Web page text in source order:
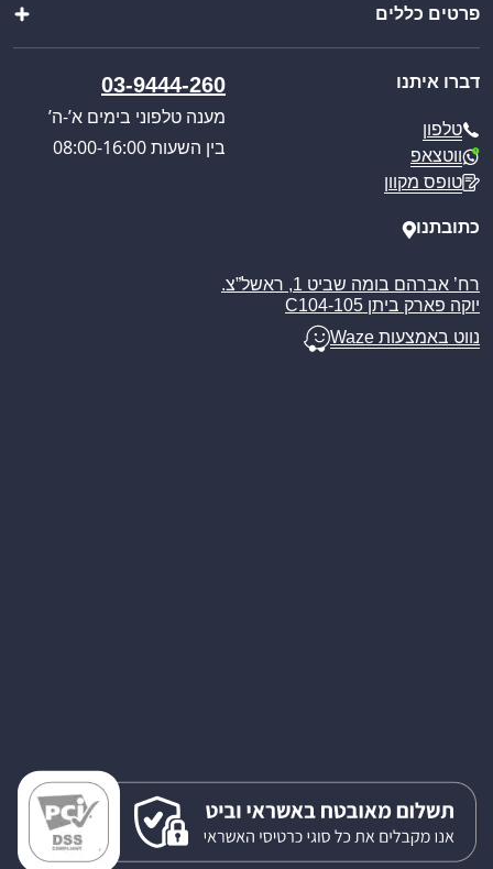
מוצרים נוספים
בקשת הצעת מחיר
קטלוג מוצרים
כניסה לאזור אישי
וואנגו קרוואנים
פול סרוויס
פרטים כללים
חוויית הבישול החדשה
מדיניות הפרטיות
מדיניות משלוחים
ביטול עסקה
מאמרים
דברו איתנו
טלפון
ווטצאפ
טופס מקוון
03-9444-260
מענה טלפוני בימים א’-ה’
בין השעות 08:00-16:00
כתובתנו
רח’ אברהם בומה שביט 1, ראשל”צ.
יוקה פארק ביתן C104-105
נווט באמצעות Waze